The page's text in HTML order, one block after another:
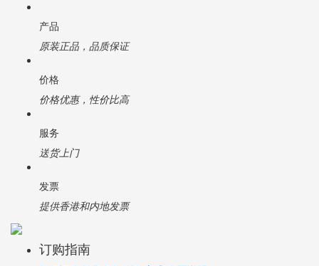
产品
原装正品，品质保证
价格
价格优惠，性价比高
服务
送货上门
发票
提供香港和内地发票
订购指南